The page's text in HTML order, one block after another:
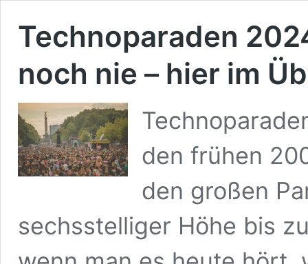
Technoparaden
noch nie – hier im
den frühen
den großen
sechsstelliger Höhe bis